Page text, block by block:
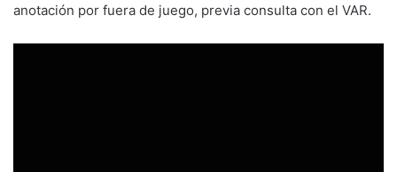
anotación por fuera de juego, previa consulta con el VAR.